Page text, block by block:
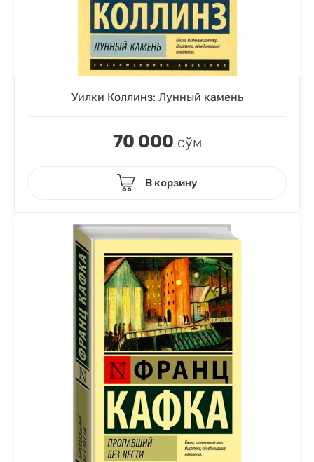
Уилки Коллинз: Лунный камень
70 000 сўм
В корзину